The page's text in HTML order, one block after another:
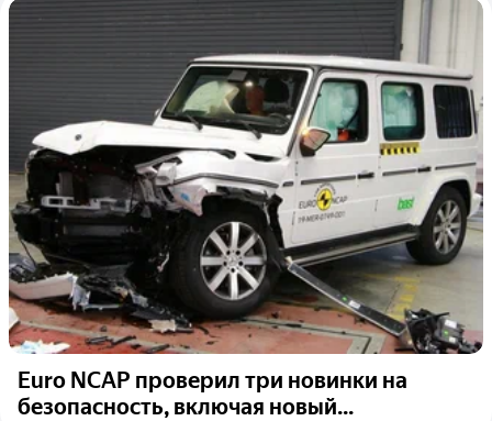
Euro NCAP проверил три новинки на
безопасность, включая новый...